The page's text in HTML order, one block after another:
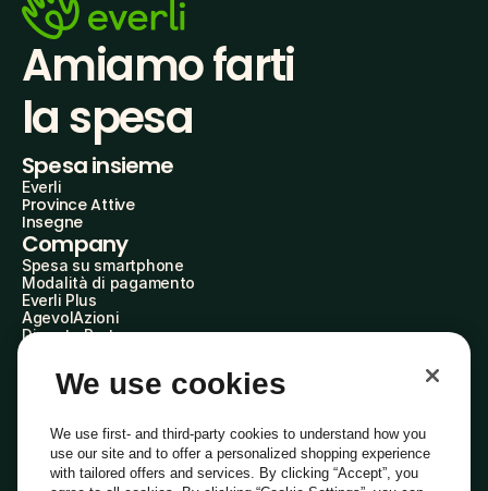
Amiamo farti
la spesa
Spesa insieme
Everli
Province Attive
Insegne
Company
Spesa su smartphone
Modalità di pagamento
Everli Plus
AgevolAzioni
Diventa Partner
Everli Shoppers
About Us
Everli News
Domande frequenti
Lavora con noi
Diventa Shopper
We use cookies
We use first- and third-party cookies to understand how you
use our site and to offer a personalized shopping experience
with tailored offers and services. By clicking “Accept”, you